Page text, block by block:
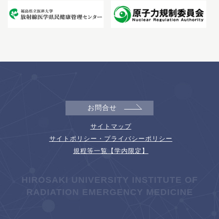
お問合せ
サイトマップ
サイトポリシー・プライバシーポリシー
規程等一覧【学内限定】
HIROSAKI UNIVERSITY INSTITUTE OF
RADIATION EMERGENCY MEDICINE